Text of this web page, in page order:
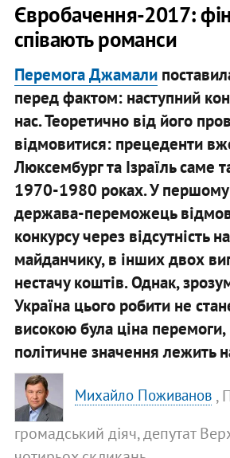
Євробачення-2017:
співають романси
Перемога Джамали
перед фактом: наступний
нас. Теоретично від його
відмовитися: прецеденти
Люксембург та Ізраїль саме
1970-1980 роках. У першому
держава-переможець
конкурсу через відсутність
майданчику, в інших двох
нестачу коштів. Однак,
Україна цього робити не
високою була ціна
політичне значення лежить
Михайло Поживанов ,
громадський діяч, депутат